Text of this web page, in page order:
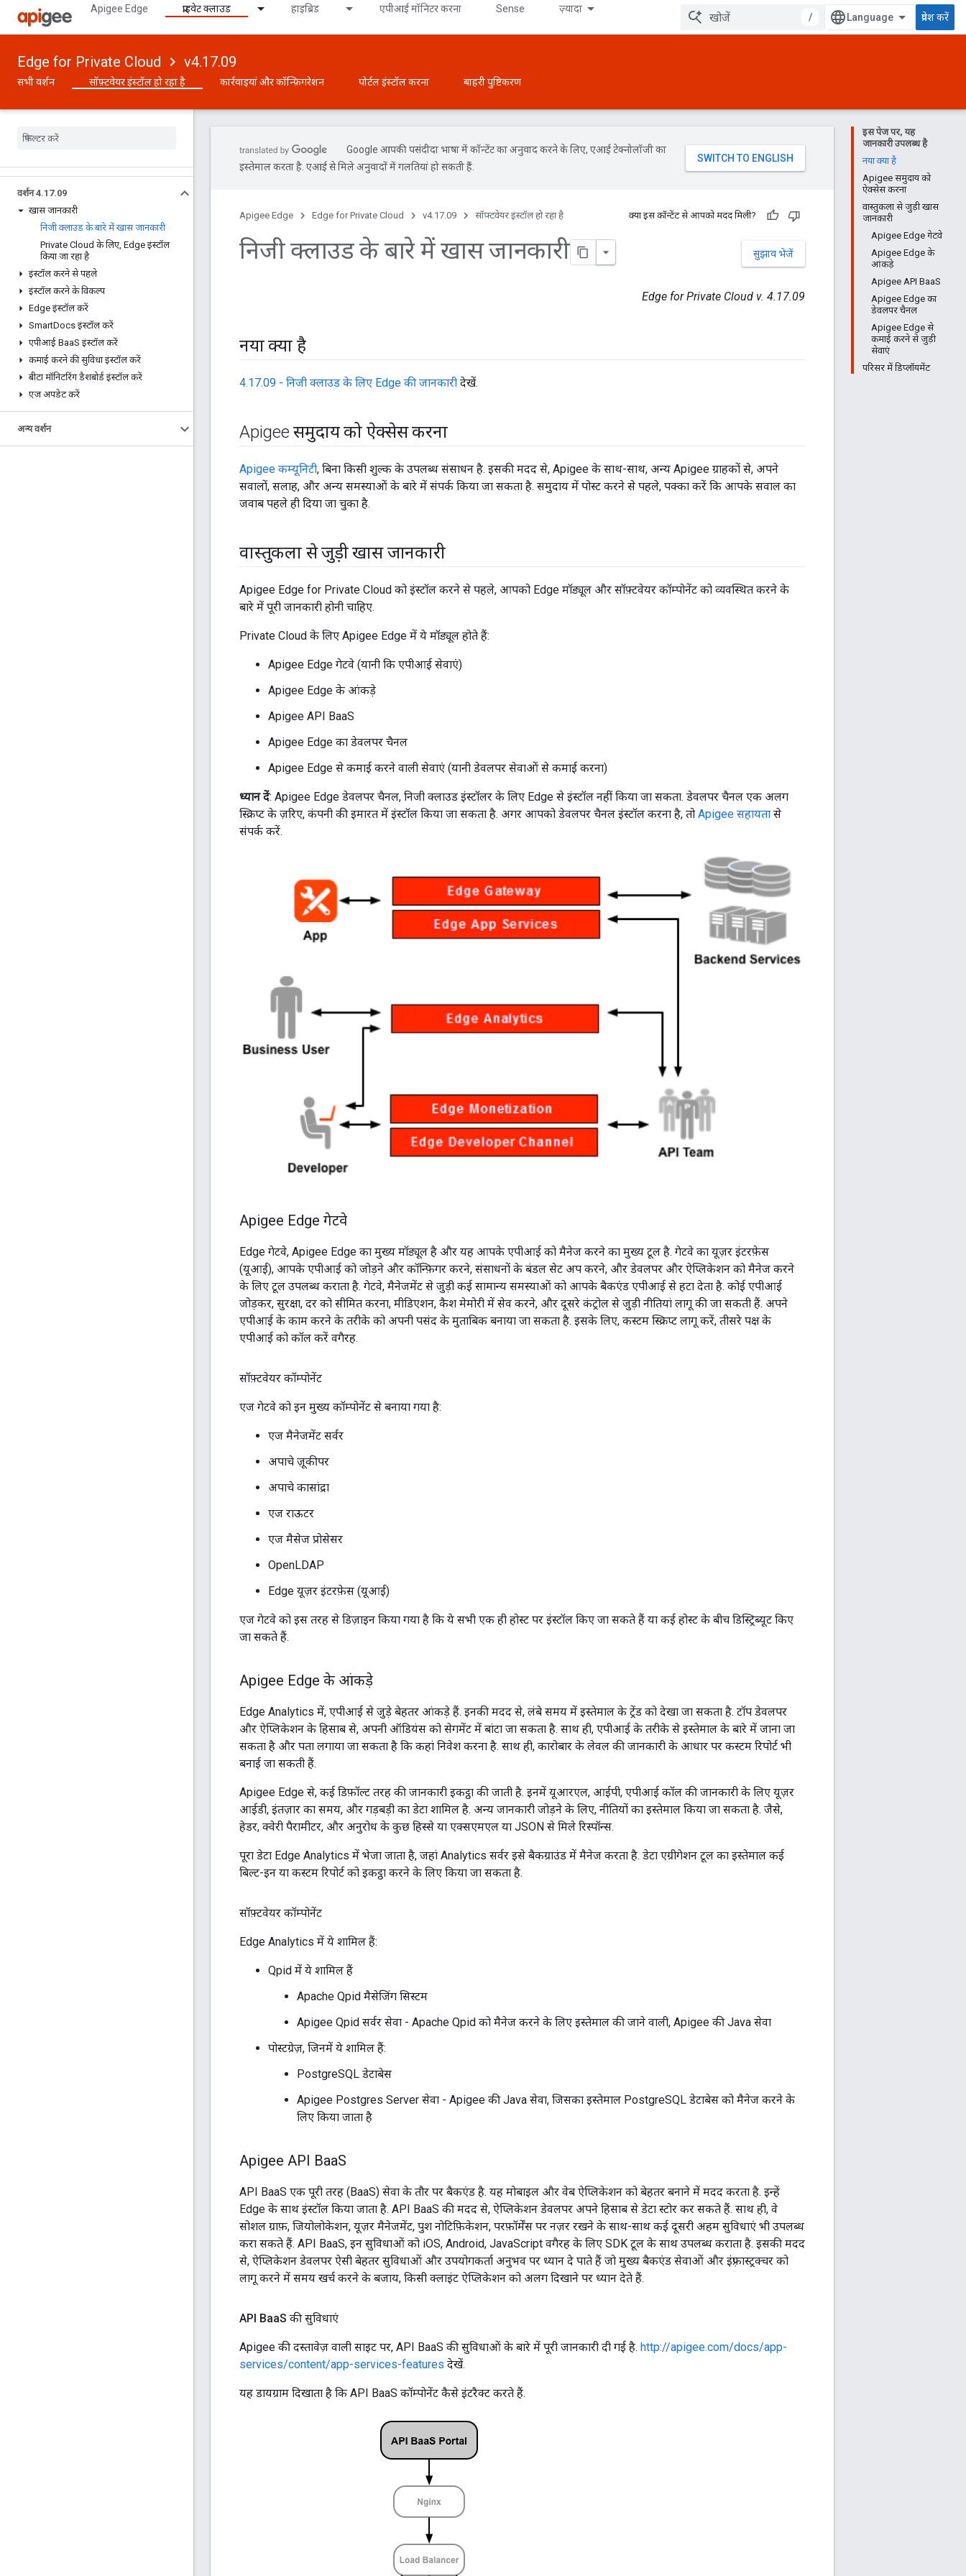
Apigee Edge प्राइवेट क्लाउड हाइब्रिड एपीआई मॉनिटर करना Sense ज़्यादा
/ प्रवेश करें
Edge for Private Cloud v4.17.09
सभी वर्शन सॉफ़्टवेयर इंस्टॉल हो रहा है कार्रवाइयां और कॉन्फ़िगरेशन पोर्टल इंस्टॉल करना बाहरी पुष्टिकरण
वर्शन 4.17.09
खास जानकारी
निजी क्लाउड के बारे में खास जानकारी
Private Cloud के लिए, Edge इंस्टॉल
किया जा रहा है
इंस्टॉल करने से पहले
इंस्टॉल करने के विकल्प
Edge इंस्टॉल करें
SmartDocs इंस्टॉल करें
एपीआई BaaS इंस्टॉल करें
कमाई करने की सुविधा इंस्टॉल करें
बीटा मॉनिटरिंग डैशबोर्ड इंस्टॉल करें
एज अपडेट करें
अन्य वर्शन
इस पेज पर, यह
जानकारी उपलब्ध है
नया क्या है
Apigee समुदाय को
ऐक्सेस करना
वास्तुकला से जुड़ी खास
जानकारी
Apigee Edge गेटवे
Apigee Edge के
आंकड़े
Apigee API BaaS
Apigee Edge का
डेवलपर चैनल
Apigee Edge से
कमाई करने से जुड़ी
सेवाएं
परिसर में डिप्लॉयमेंट
Google आपकी पसंदीदा भाषा में कॉन्टेंट का अनुवाद करने के लिए, एआई टेक्नोलॉजी का
इस्तेमाल करता है. एआई से मिले अनुवादों में गलतियां हो सकती हैं.
Apigee Edge Edge for Private Cloud v4.17.09 सॉफ़्टवेयर इंस्टॉल हो रहा है क्या इस कॉन्टेंट से आपको मदद मिली?
सुझाव भेजें
निजी क्लाउड के बारे में खास जानकारी
Edge for Private Cloud v. 4.17.09
नया क्या है
4.17.09 - निजी क्लाउड के लिए Edge की जानकारी देखें.
Apigee समुदाय को ऐक्सेस करना
Apigee कम्यूनिटी, बिना किसी शुल्क के उपलब्ध संसाधन है. इसकी मदद से, Apigee के साथ-साथ, अन्य Apigee ग्राहकों से, अपने
सवालों, सलाह, और अन्य समस्याओं के बारे में संपर्क किया जा सकता है. समुदाय में पोस्ट करने से पहले, पक्का करें कि आपके सवाल का
जवाब पहले ही दिया जा चुका है.
वास्तुकला से जुड़ी खास जानकारी
Apigee Edge for Private Cloud को इंस्टॉल करने से पहले, आपको Edge मॉड्यूल और सॉफ़्टवेयर कॉम्पोनेंट को व्यवस्थित करने के
बारे में पूरी जानकारी होनी चाहिए.
Private Cloud के लिए Apigee Edge में ये मॉड्यूल होते हैं:
Apigee Edge गेटवे (यानी कि एपीआई सेवाएं)
Apigee Edge के आंकड़े
Apigee API BaaS
Apigee Edge का डेवलपर चैनल
Apigee Edge से कमाई करने वाली सेवाएं (यानी डेवलपर सेवाओं से कमाई करना)
ध्यान दें: Apigee Edge डेवलपर चैनल, निजी क्लाउड इंस्टॉलर के लिए Edge से इंस्टॉल नहीं किया जा सकता. डेवलपर चैनल एक अलग
स्क्रिप्ट के ज़रिए, कंपनी की इमारत में इंस्टॉल किया जा सकता है. अगर आपको डेवलपर चैनल इंस्टॉल करना है, तो Apigee सहायता से
संपर्क करें.
Apigee Edge गेटवे
Edge गेटवे, Apigee Edge का मुख्य मॉड्यूल है और यह आपके एपीआई को मैनेज करने का मुख्य टूल है. गेटवे का यूज़र इंटरफ़ेस
(यूआई), आपके एपीआई को जोड़ने और कॉन्फ़िगर करने, संसाधनों के बंडल सेट अप करने, और डेवलपर और ऐप्लिकेशन को मैनेज करने
के लिए टूल उपलब्ध कराता है. गेटवे, मैनेजमेंट से जुड़ी कई सामान्य समस्याओं को आपके बैकएंड एपीआई से हटा देता है. कोई एपीआई
जोड़कर, सुरक्षा, दर को सीमित करना, मीडिएशन, कैश मेमोरी में सेव करने, और दूसरे कंट्रोल से जुड़ी नीतियां लागू की जा सकती हैं. अपने
एपीआई के काम करने के तरीके को अपनी पसंद के मुताबिक बनाया जा सकता है. इसके लिए, कस्टम स्क्रिप्ट लागू करें, तीसरे पक्ष के
एपीआई को कॉल करें वगैरह.
सॉफ़्टवेयर कॉम्पोनेंट
एज गेटवे को इन मुख्य कॉम्पोनेंट से बनाया गया है:
एज मैनेजमेंट सर्वर
अपाचे ज़ूकीपर
अपाचे कासांद्रा
एज राऊटर
एज मैसेज प्रोसेसर
OpenLDAP
Edge यूज़र इंटरफ़ेस (यूआई)
एज गेटवे को इस तरह से डिज़ाइन किया गया है कि ये सभी एक ही होस्ट पर इंस्टॉल किए जा सकते हैं या कई होस्ट के बीच डिस्ट्रिब्यूट किए
जा सकते हैं.
Apigee Edge के आंकड़े
Edge Analytics में, एपीआई से जुड़े बेहतर आंकड़े हैं. इनकी मदद से, लंबे समय में इस्तेमाल के ट्रेंड को देखा जा सकता है. टॉप डेवलपर
और ऐप्लिकेशन के हिसाब से, अपनी ऑडियंस को सेगमेंट में बांटा जा सकता है. साथ ही, एपीआई के तरीके से इस्तेमाल के बारे में जाना जा
सकता है और पता लगाया जा सकता है कि कहां निवेश करना है. साथ ही, कारोबार के लेवल की जानकारी के आधार पर कस्टम रिपोर्ट भी
बनाई जा सकती हैं.
Apigee Edge से, कई डिफ़ॉल्ट तरह की जानकारी इकट्ठा की जाती है. इनमें यूआरएल, आईपी, एपीआई कॉल की जानकारी के लिए यूज़र
आईडी, इंतज़ार का समय, और गड़बड़ी का डेटा शामिल है. अन्य जानकारी जोड़ने के लिए, नीतियों का इस्तेमाल किया जा सकता है. जैसे,
हेडर, क्वेरी पैरामीटर, और अनुरोध के कुछ हिस्से या एक्सएमएल या JSON से मिले रिस्पॉन्स.
पूरा डेटा Edge Analytics में भेजा जाता है, जहां Analytics सर्वर इसे बैकग्राउंड में मैनेज करता है. डेटा एग्रीगेशन टूल का इस्तेमाल कई
बिल्ट-इन या कस्टम रिपोर्ट को इकट्ठा करने के लिए किया जा सकता है.
सॉफ़्टवेयर कॉम्पोनेंट
Edge Analytics में ये शामिल हैं:
Qpid में ये शामिल हैं
Apache Qpid मैसेजिंग सिस्टम
Apigee Qpid सर्वर सेवा - Apache Qpid को मैनेज करने के लिए इस्तेमाल की जाने वाली, Apigee की Java सेवा
पोस्टग्रेज़, जिनमें ये शामिल हैं:
PostgreSQL डेटाबेस
Apigee Postgres Server सेवा - Apigee की Java सेवा, जिसका इस्तेमाल PostgreSQL डेटाबेस को मैनेज करने के
लिए किया जाता है
Apigee API BaaS
API BaaS एक पूरी तरह (BaaS) सेवा के तौर पर बैकएंड है. यह मोबाइल और वेब ऐप्लिकेशन को बेहतर बनाने में मदद करता है. इन्हें
Edge के साथ इंस्टॉल किया जाता है. API BaaS की मदद से, ऐप्लिकेशन डेवलपर अपने हिसाब से डेटा स्टोर कर सकते हैं. साथ ही, वे
सोशल ग्राफ़, जियोलोकेशन, यूज़र मैनेजमेंट, पुश नोटिफ़िकेशन, परफ़ॉर्मेंस पर नज़र रखने के साथ-साथ कई दूसरी अहम सुविधाएं भी उपलब्ध
करा सकते हैं. API BaaS, इन सुविधाओं को iOS, Android, JavaScript वगैरह के लिए SDK टूल के साथ उपलब्ध कराता है. इसकी मदद
से, ऐप्लिकेशन डेवलपर ऐसी बेहतर सुविधाओं और उपयोगकर्ता अनुभव पर ध्यान दे पाते हैं जो मुख्य बैकएंड सेवाओं और इंफ़्रास्ट्रक्चर को
लागू करने में समय खर्च करने के बजाय, किसी क्लाइंट ऐप्लिकेशन को अलग दिखाने पर ध्यान देते हैं.
API BaaS की सुविधाएं
Apigee की दस्तावेज़ वाली साइट पर, API BaaS की सुविधाओं के बारे में पूरी जानकारी दी गई है. http://apigee.com/docs/app-
services/content/app-services-features देखें.
यह डायग्राम दिखाता है कि API BaaS कॉम्पोनेंट कैसे इंटरैक्ट करते हैं.